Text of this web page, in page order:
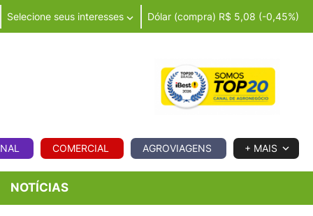
Selecione seus interesses Dólar (compra) R$ 5,08 (-0,45%)
COMERCIAL AGROVIAGENS + MAIS
NOTÍCIAS